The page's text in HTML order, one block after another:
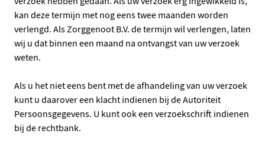
kan deze termijn met nog eens twee maanden worden
verlengd. Als Zorggenoot B.V. de termijn wil verlengen, laten
wij u dat binnen een maand na ontvangst van uw verzoek
weten.
Als u het niet eens bent met de afhandeling van uw verzoek
kunt u daarover een klacht indienen bij de Autoriteit
Persoonsgegevens. U kunt ook een verzoekschrift indienen
bij de rechtbank.